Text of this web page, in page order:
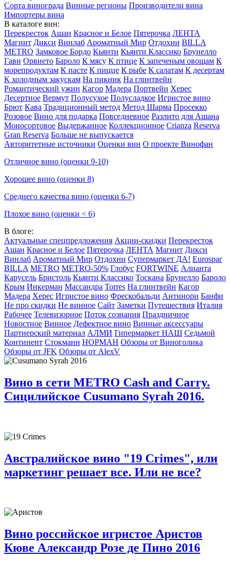
Сорта винограда Винные регионы Производители вина
Импортеры вина
В каталоге вин:
Перекресток Ашан Красное и Белое Пятерочка ЛЕНТА
Магнит Дикси Винлаб Ароматный Мир Отдохни BILLA
METRO Замковое Бордо Кьянти Кьянти Классико Брунелло
Гави Орвието Бароло К мясу К птице К запеченым овощам К
морепродуктам К пасте К пицце К рыбе К салатам К десертам
К холодным закускам На пикник На глинтвейн
Романтический ужин Кагор Мадера Портвейн Херес
Десертное Вермут Полусухое Полусладкое Игристое вино
Брют Кава Традиционный метод Метод Шарма Просекко
Розовое Вино для подарка Повседневное Разлито для Ашана
Моносортовое Выдержанное Коллекционное Crianza Reserva
Gran Reserva Больше не выпускается
Авторитетные источники Оценки вин О проекте Винофан
Отличное вино (оценки 9-10)
Хорошее вино (оценки 8)
Среднего качества вино (оценки 6-7)
Плохое вино (оценки < 6)
В блоге:
Актуальные спецпредложения Акции-скидки Перекресток
Ашан Красное и Белое Пятерочка ЛЕНТА Магнит Дикси
Винлаб Ароматный Мир Отдохни Супермаркет ДА! Eurospar
BILLA METRO METRO-50% Глобус FORTWINE Алианта
Карусель Бристоль Кьянти Классико Тоскана Брунелло Бароло
Крым Инкерман Массандра Torres На глинтвейн Кагор
Мадера Херес Игристое вино Фрескобальди Антинори Банфи
Не про скидки Не винное Сайт Заметки Путешествия Италия
Рабочее Телевизорное Поток сознания Праздничное
Новостное Винное Дефектное вино Винные аксессуары
Партнерский материал АЛМИ Гипермаркет НАШ Седьмой
Континент Стокманн НОРМАН Обзоры от Виноголика
Обзоры от JFK Обзоры от AlexV
Вино в сети METRO Cash and Carry.
Сицилийское Cusumano Syrah 2016.
Австралийское вино "19 Crimes", или
маркетинг решает все. Или не все?
Вино российское игристое Аристов
Кюве Александр Розе де Пино 2016